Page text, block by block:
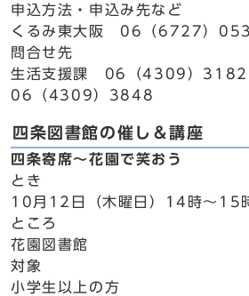
申込方法・申込み先など
くるみ東大阪 06（6727）
問合せ先
生活支援課 06（4309）3182
06（4309）3848
四条図書館の催し＆講座
四条寄席～花園で笑おう
とき
10月12日（木曜日）14時～15
ところ
花園図書館
対象
小学生以上の方